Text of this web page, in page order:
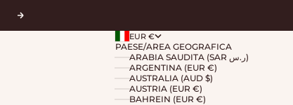
Successivo
EUR €
PAESE/AREA GEOGRAFICA
ARABIA SAUDITA (SAR ر.س)
ARGENTINA (EUR €)
AUSTRALIA (AUD $)
AUSTRIA (EUR €)
BAHREIN (EUR €)